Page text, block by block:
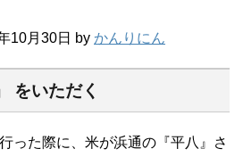
10月30日 by かんりにん
をいただく
った際に、米が浜通の『平八』さ